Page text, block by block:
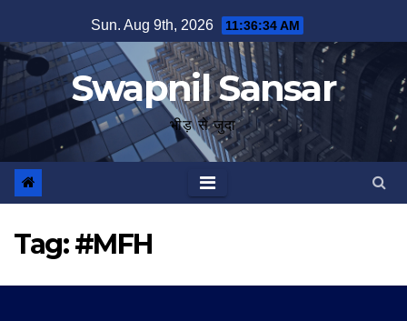
to
content
Sun. Aug 9th, 2026 11:36:35 AM
Swapnil Sansar
भीड़ से जुदा
Tag:#MFH